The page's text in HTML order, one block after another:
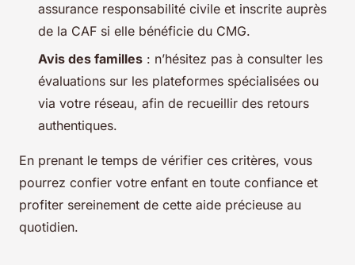
assurance responsabilité civile et inscrite auprès
de la CAF si elle bénéficie du CMG.
Avis des familles : n’hésitez pas à consulter les
évaluations sur les plateformes spécialisées ou
via votre réseau, afin de recueillir des retours
authentiques.
En prenant le temps de vérifier ces critères, vous
pourrez confier votre enfant en toute confiance et
profiter sereinement de cette aide précieuse au
quotidien.